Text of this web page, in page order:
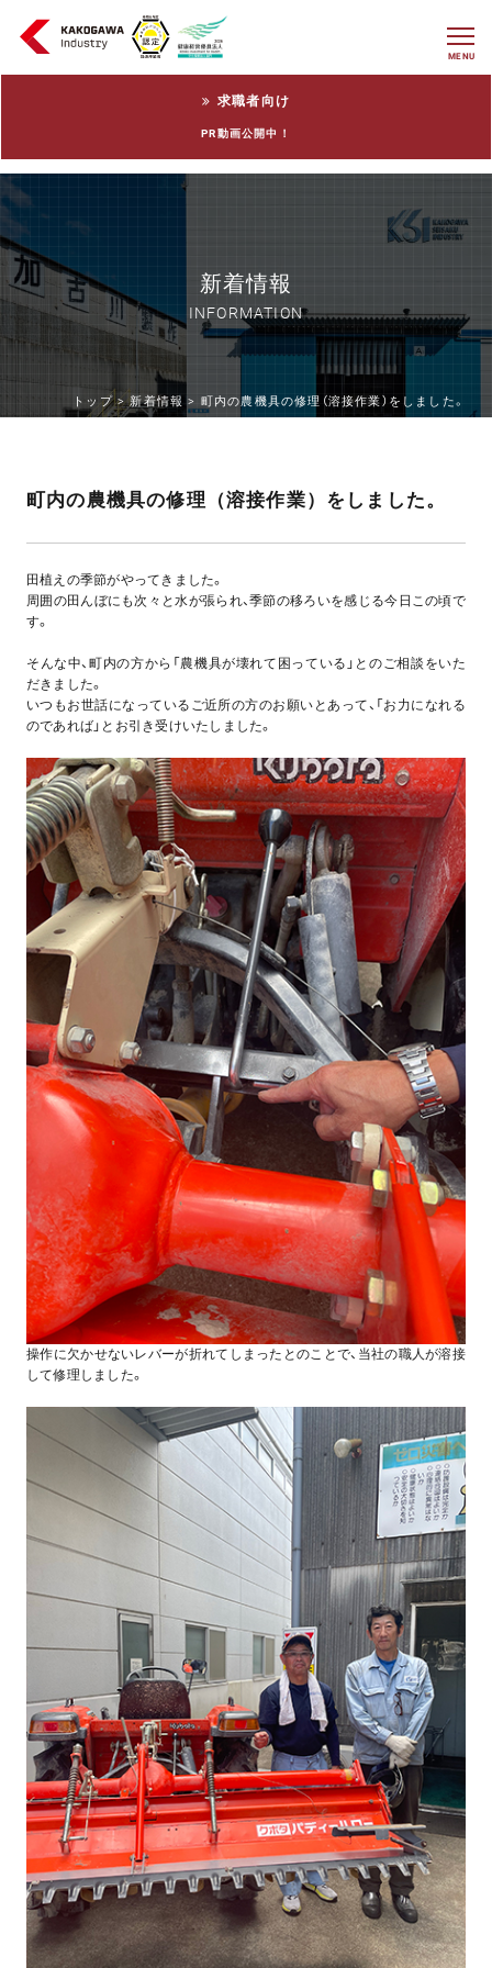
MENU
求職者向け
PR動画公開中！
新着情報
INFORMATION
トップ >新着情報 > 町内の農機具の修理（溶接作業）をしました。
町内の農機具の修理（溶接作業）をしました。
田植えの季節がやってきました。
周囲の田んぼにも次々と水が張られ、季節の移ろいを感じる今日この頃で
す。
そんな中、町内の方から「農機具が壊れて困っている」とのご相談をいた
だきました。
いつもお世話になっているご近所の方のお願いとあって、「お力になれる
のであれば」とお引き受けいたしました。
操作に欠かせないレバーが折れてしまったとのことで、当社の職人が溶接
して修理しました。